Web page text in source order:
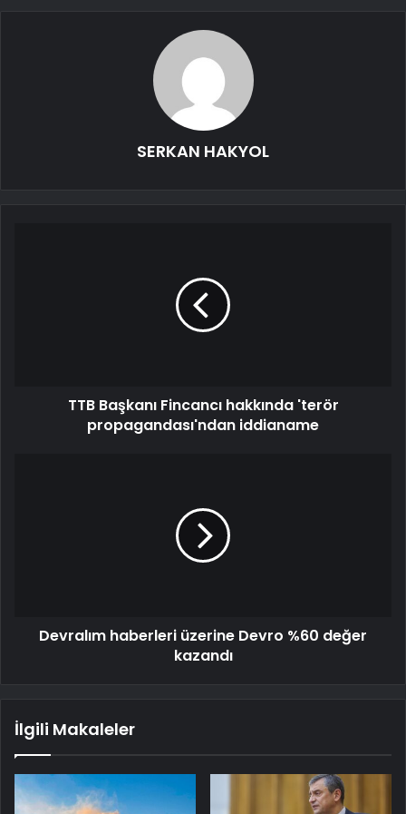
SERKAN HAKYOL
TTB Başkanı Fincancı hakkında 'terör
propagandası'ndan iddianame
Devralım haberleri üzerine Devro %60 değer
kazandı
İlgili Makaleler